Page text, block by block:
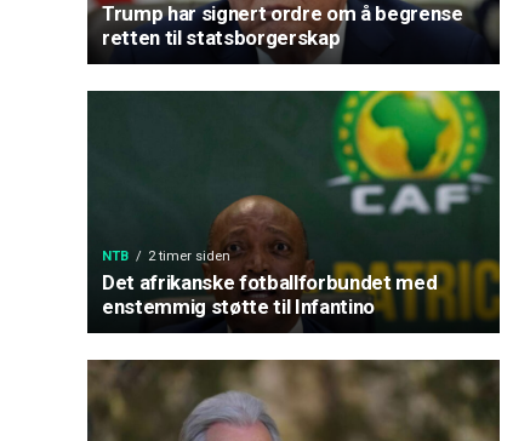
Trump har signert ordre om å begrense
retten til statsborgerskap
NTB 2 timer siden
Det afrikanske fotballforbundet med
enstemmig støtte til Infantino